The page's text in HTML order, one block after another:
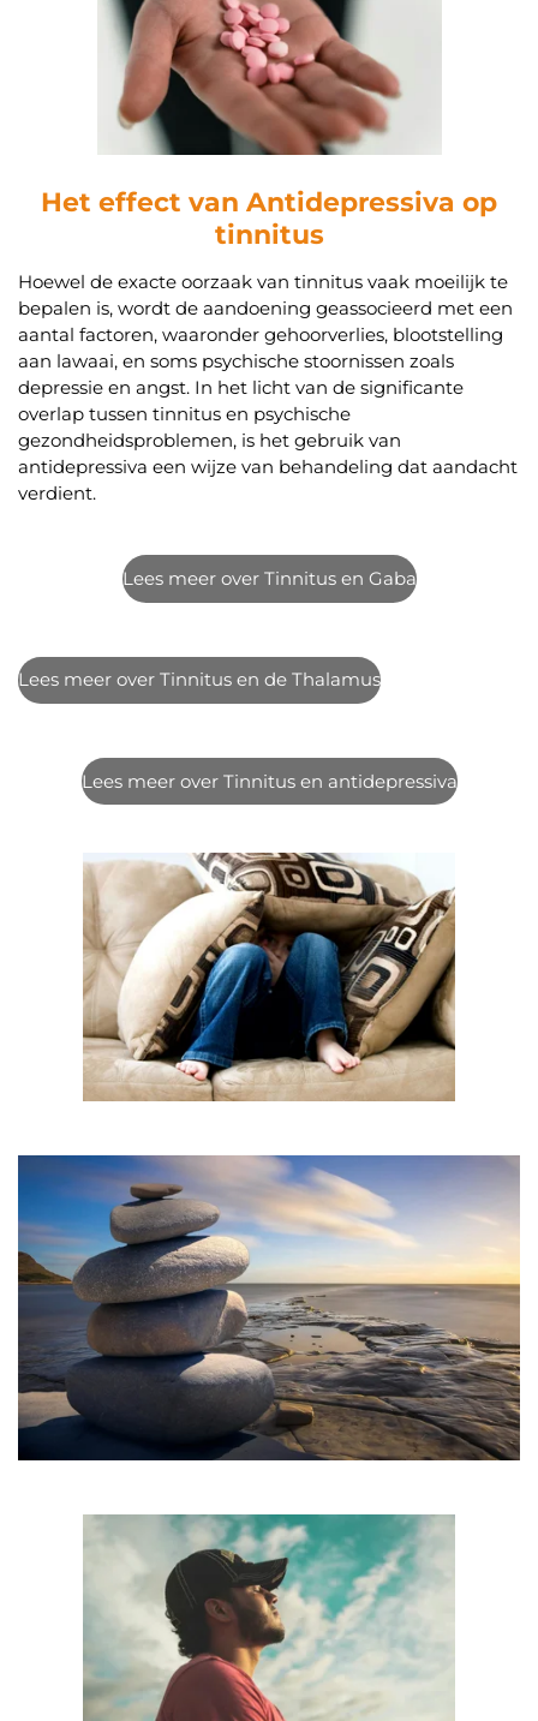
Het effect van Antidepressiva op
tinnitus
Hoewel de exacte oorzaak van tinnitus vaak moeilijk te
bepalen is, wordt de aandoening geassocieerd met een
aantal factoren, waaronder gehoorverlies, blootstelling
aan lawaai, en soms psychische stoornissen zoals
depressie en angst. In het licht van de significante
overlap tussen tinnitus en psychische
gezondheidsproblemen, is het gebruik van
antidepressiva een wijze van behandeling dat aandacht
verdient.
Lees meer over Tinnitus en Gaba
Lees meer over Tinnitus en de Thalamus
Lees meer over Tinnitus en antidepressiva